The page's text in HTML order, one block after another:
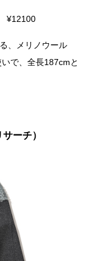
¥12100
、メリノウール
で、全長187cmと
ーチ）